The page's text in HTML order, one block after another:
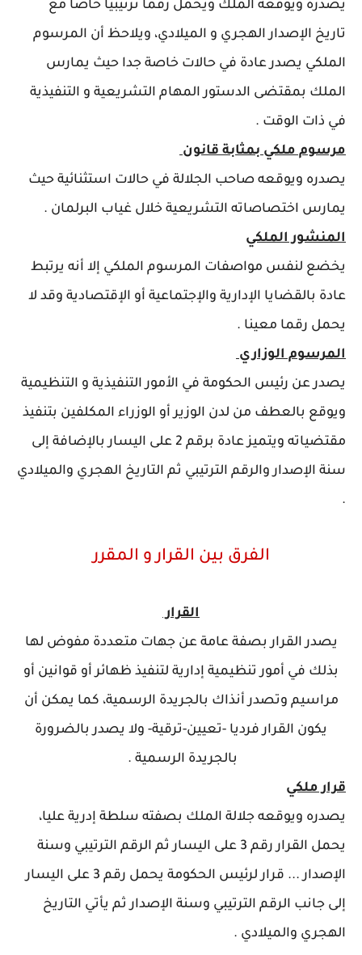
يصدره ويوقعه الملك ويحمل رقما ترتيبيا خاصا مع
تاريخ الإصدار الهجري و الميلادي، ويلاحظ أن المرسوم
الملكي يصدر عادة في حاﻻت خاصة جدا حيث يمارس
الملك بمقتضى الدستور المهام التشريعية و التنفيذية
في ذات الوقت .
مرسوم ملكي بمثابة قانون
يصدره ويوقعه صاحب الجلالة في حاﻻت استثنائية حيث
يمارس اختصاصاته التشريعية خلال غياب البرلمان .
المنشور الملكي
يخضع لنفس مواصفات المرسوم الملكي إﻻ أنه يرتبط
عادة بالقضايا الإدارية والإجتماعية أو الإقتصادية وقد ﻻ
يحمل رقما معينا .
المرسوم الوزاري
يصدر عن رئيس الحكومة في الأمور التنفيذية و التنظيمية
ويوقع بالعطف من لدن الوزير أو الوزراء المكلفين بتنفيذ
مقتضياته ويتميز عادة برقم 2 على اليسار بالإضافة إلى
سنة الإصدار والرقم الترتيبي ثم التاريخ الهجري والميلادي
.
الفرق بين القرار و المقرر
القرار
يصدر القرار بصفة عامة عن جهات متعددة مفوض لها
بذلك في أمور تنظيمية إدارية لتنفيذ ظهائر أو قوانين أو
مراسيم وتصدر أنذاك بالجريدة الرسمية، كما يمكن أن
يكون القرار فرديا -تعيين-ترقية- وﻻ يصدر بالضرورة
بالجريدة الرسمية .
قرار ملكي
يصدره ويوقعه جلالة الملك بصفته سلطة إدرية عليا،
يحمل القرار رقم 3 على اليسار ثم الرقم الترتيبي وسنة
الإصدار ... قرار لرئيس الحكومة يحمل رقم 3 على اليسار
إلى جانب الرقم الترتيبي وسنة الإصدار ثم يأتي التاريخ
الهجري والميلادي .